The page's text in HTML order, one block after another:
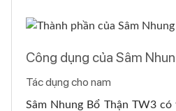
Công dụng của Sâm
Tác dụng cho nam
Sâm Nhung Bổ Thận TW3